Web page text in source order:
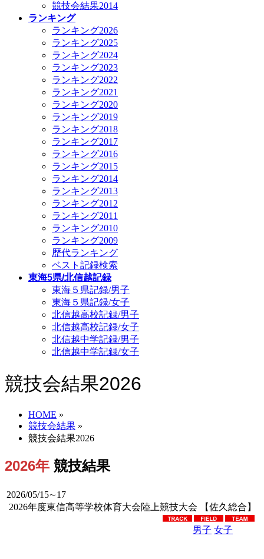
競技会結果2014
ランキング
ランキング2026
ランキング2025
ランキング2024
ランキング2023
ランキング2022
ランキング2021
ランキング2020
ランキング2019
ランキング2018
ランキング2017
ランキング2016
ランキング2015
ランキング2014
ランキング2013
ランキング2012
ランキング2011
ランキング2010
ランキング2009
歴代ランキング
ベスト記録検索
東海5県/北信越記録
東海５県記録/男子
東海５県記録/女子
北信越高校記録/男子
北信越高校記録/女子
北信越中学記録/男子
北信越中学記録/女子
競技会結果2026
HOME »
競技会結果 »
競技会結果2026
2026年 競技結果
2026/05/15∼17
2026年度東信高等学校体育大会陸上競技大会 【佐久総合】
男子 女子